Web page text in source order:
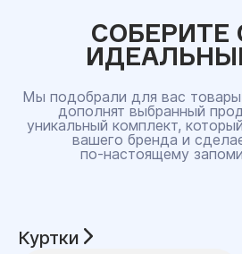
СОБЕРИТЕ
Мы подобрали для вас
дополнят выбранный
уникальный комплект,
вашего бренда и
по‑настоящему
Куртки